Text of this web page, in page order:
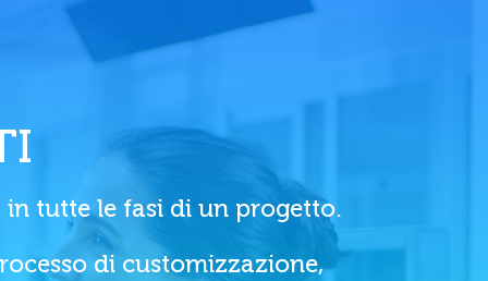
tutte le fasi di un progetto.
di customizzazione,